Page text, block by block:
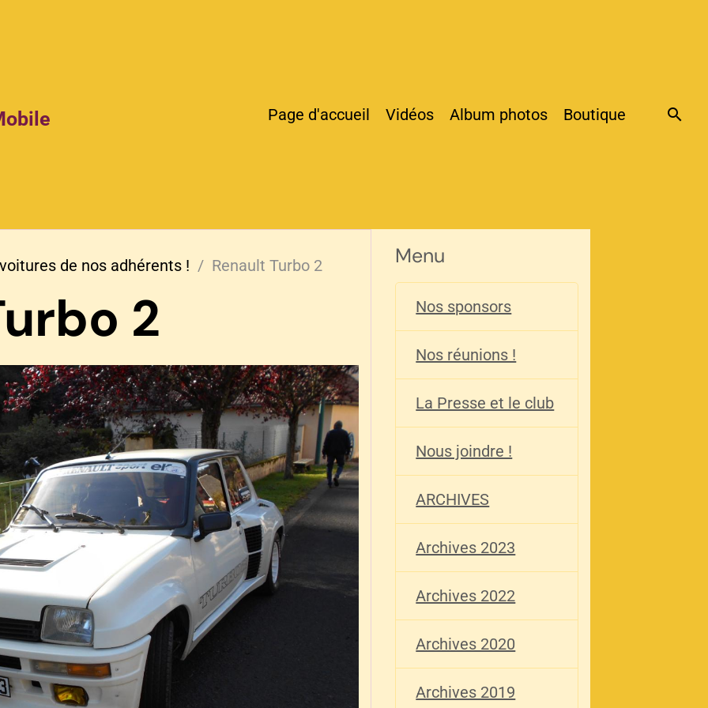
Page d'accueil Vidéos Album photos Boutique
de nos adhérents ! Renault Turbo 2
2
Menu
Nos sponsors
Nos réunions !
La Presse et le club
Nous joindre !
ARCHIVES
Archives 2023
Archives 2022
Archives 2020
Archives 2019